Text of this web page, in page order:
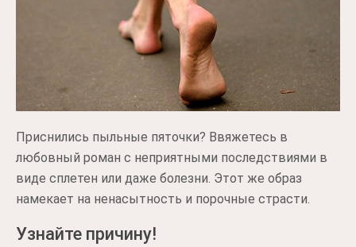
Приснились пыльные пяточки? Ввяжетесь в
любовный роман с неприятными последствиями в
виде сплетен или даже болезни. Этот же образ
намекает на ненасытность и порочные страсти.
Узнайте причину!